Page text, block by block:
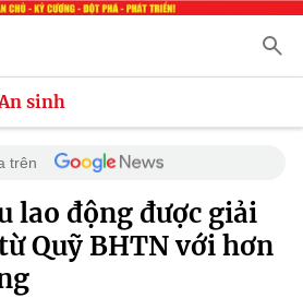
sinh
trên
lao động được giải
Quỹ BHTN với hơn